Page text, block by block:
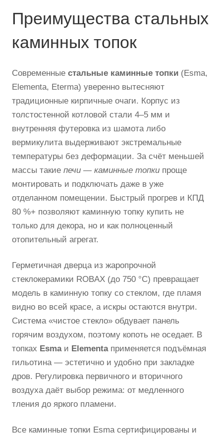
Преимущества стальных
каминных топок
Современные стальные каминные топки (Esma,
Elementa, Eterma) уверенно вытесняют
традиционные кирпичные очаги. Корпус из
толстостенной котловой стали 4–5 мм и
внутренняя футеровка из шамота либо
вермикулита выдерживают экстремальные
температуры без деформации. За счёт меньшей
массы такие печи — каминные топки проще
монтировать и подключать даже в уже
отделанном помещении. Быстрый прогрев и КПД
80 %+ позволяют каминную топку купить не
только для декора, но и как полноценный
отопительный агрегат.
Герметичная дверца из жаропрочной
стеклокерамики ROBAX (до 750 °C) превращает
модель в каминную топку со стеклом, где пламя
видно во всей красе, а искры остаются внутри.
Система «чистое стекло» обдувает панель
горячим воздухом, поэтому копоть не оседает. В
топках Esmaи Elementaприменяется подъёмная
гильотина — эстетично и удобно при закладке
дров. Регулировка первичного и вторичного
воздуха даёт выбор режима: от медленного
тления до яркого пламени.
Все каминные топки Esma сертифицированы и